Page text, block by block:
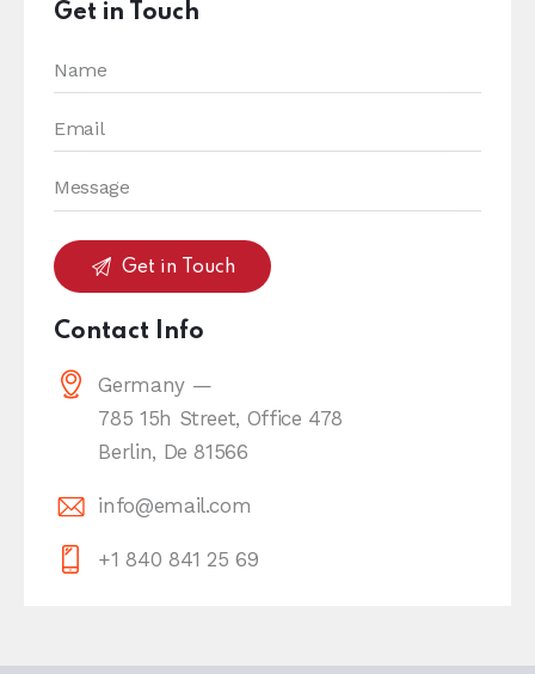
Get in Touch
Contact Info
Germany —
785 15h Street, Office 478
Berlin, De 81566
info@email.com
+1 840 841 25 69